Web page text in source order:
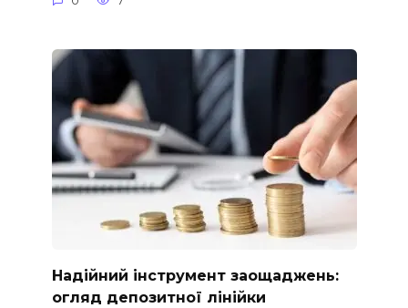
Надійний інструмент заощаджень:
огляд депозитної лінійки